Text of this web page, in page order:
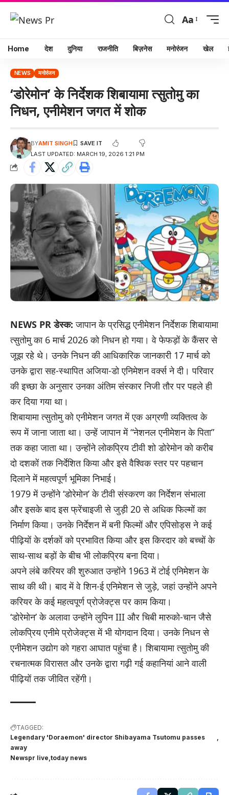
Aa
Home देश दुनिया राजनीति बिज़नेस मनोरंजन खेल
NEWS मनोरंजन
‘डोरेमोन’ के निर्देशक शिबायामा त्सुतोमु का
निधन, एनीमेशन जगत में शोक
LAST UPDATED: MARCH 19, 2026 1:21 PM
BYAMIT SINGH
NEWS PR डेस्क: जापान के प्रसिद्ध एनीमेशन निर्देशक शिबायामा
त्सुतोमु का 6 मार्च 2026 को निधन हो गया। वे फेफड़ों के कैंसर से
जूझ रहे थे। उनके निधन की आधिकारिक जानकारी 17 मार्च को
उनके द्वारा सह-स्थापित अजिया-डो एनिमेशन वर्क्स ने दी। परिवार
की इच्छा के अनुसार उनका अंतिम संस्कार निजी तौर पर पहले ही
कर दिया गया था।
शिबायामा त्सुतोमु को एनीमेशन जगत में एक अग्रणी व्यक्तित्व के
रूप में जाना जाता था। उन्हें जापान में “नेशनल एनीमेशन के पिता”
तक कहा जाता था। उन्होंने लोकप्रिय टीवी शो डोरेमोन को करीब
दो दशकों तक निर्देशित किया और इसे वैश्विक स्तर पर पहचान
दिलाने में महत्वपूर्ण भूमिका निभाई।
1979 में उन्होंने ‘डोरेमोन’ के टीवी संस्करण का निर्देशन संभाला
और इसके बाद इस फ्रेंचाइजी से जुड़ी 20 से अधिक फिल्मों का
निर्माण किया। उनके निर्देशन में बनी फिल्मों और एपिसोड्स ने कई
पीढ़ियों के दर्शकों को प्रभावित किया और इस किरदार को बच्चों के
साथ-साथ बड़ों के बीच भी लोकप्रिय बना दिया।
अपने लंबे करियर की शुरुआत उन्होंने 1963 में टोई एनिमेशन के
साथ की थी। बाद में वे शिन-ई एनिमेशन से जुड़े, जहां उन्होंने अपने
करियर के कई महत्वपूर्ण प्रोजेक्ट्स पर काम किया।
‘डोरेमोन’ के अलावा उन्होंने लुपिन III और चिबी मारुको-चान जैसे
लोकप्रिय एनीमे प्रोजेक्ट्स में भी योगदान दिया। उनके निधन से
एनीमेशन उद्योग को गहरा आघात पहुंचा है। शिबायामा त्सुतोमु की
रचनात्मक विरासत और उनके द्वारा गढ़ी गई कहानियां आने वाली
पीढ़ियों तक जीवित रहेंगी।
TAGGED:
Legendary 'Doraemon' director Shibayama Tsutomu passes
away
Newspr live today news